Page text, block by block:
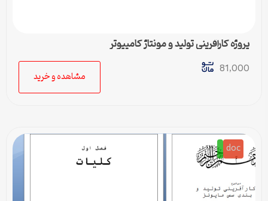
پروژه کارآفرینی تولید و مونتاژ کامپیوتر
81,000
مشاهده و خرید
doc